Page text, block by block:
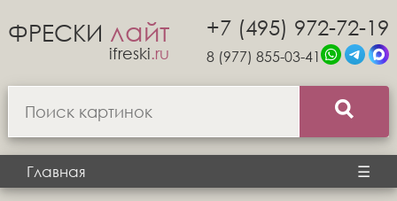
ФРЕСКИ лайт
ifreski.ru
+7 (495) 972-72-19
8 (977) 855-03-41
Главная ☰